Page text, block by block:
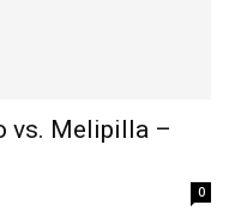
vs. Melipilla –
0